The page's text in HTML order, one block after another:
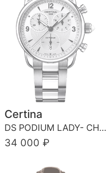
Certina
DS PODIUM LADY- CHRONOGRAPH
34 000 ₽